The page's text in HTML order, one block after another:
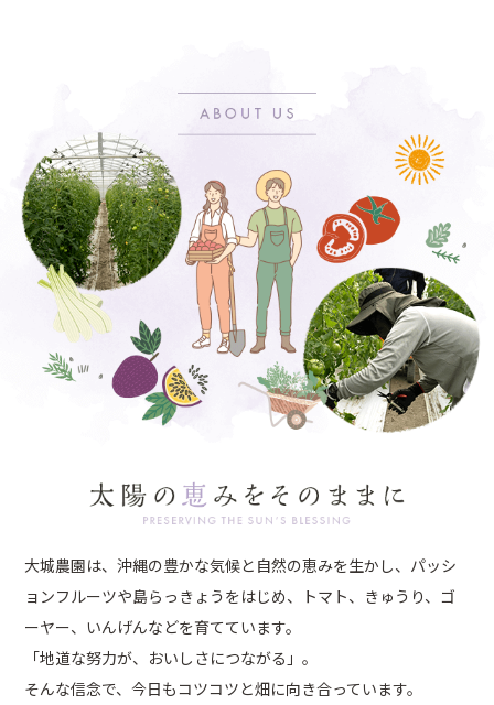
大城農園は、沖縄の豊かな気候と自然の恵みを生かし、パッシ
ョンフルーツや島らっきょうをはじめ、トマト、きゅうり、ゴ
ーヤー、いんげんなどを育てています。
「地道な努力が、おいしさにつながる」。
そんな信念で、今日もコツコツと畑に向き合っています。